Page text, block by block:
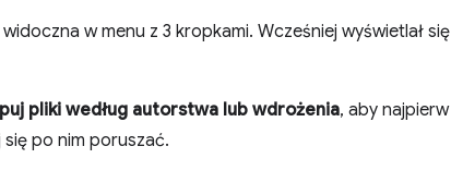
w menu z 3 kropkami. Wcześniej wyświetlał się
pliki według autorstwa lub wdrożenia, aby najpierw
po nim poruszać.